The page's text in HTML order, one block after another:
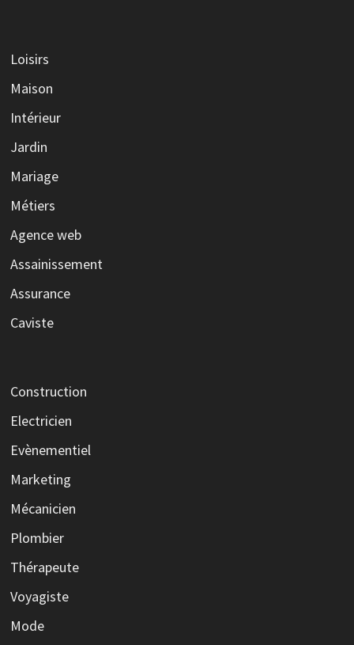
Loisirs
Maison
Intérieur
Jardin
Mariage
Métiers
Agence web
Assainissement
Assurance
Caviste
Construction
Electricien
Evènementiel
Marketing
Mécanicien
Plombier
Thérapeute
Voyagiste
Mode